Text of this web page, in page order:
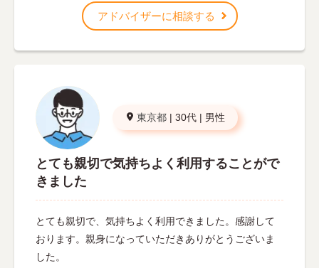
アドバイザーに相談する
東京都 | 30代 | 男性
とても親切で気持ちよく利用することがで
きました
とても親切で、気持ちよく利用できました。感謝して
おります。親身になっていただきありがとうございま
した。